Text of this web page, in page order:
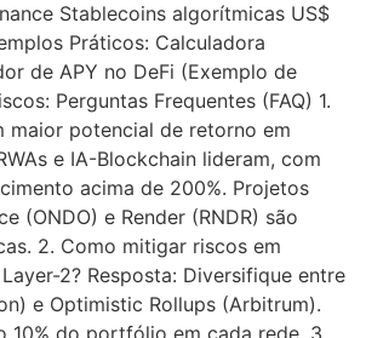
Stablecoins algorítmicas US$
Práticos: Calculadora
de APY no DeFi (Exemplo de
Perguntas Frequentes (FAQ) 1.
maior potencial de retorno em
e IA-Blockchain lideram, com
acima de 200%. Projetos
(ONDO) e Render (RNDR) são
2. Como mitigar riscos em
2? Resposta: Diversifique entre
e Optimistic Rollups (Arbitrum).